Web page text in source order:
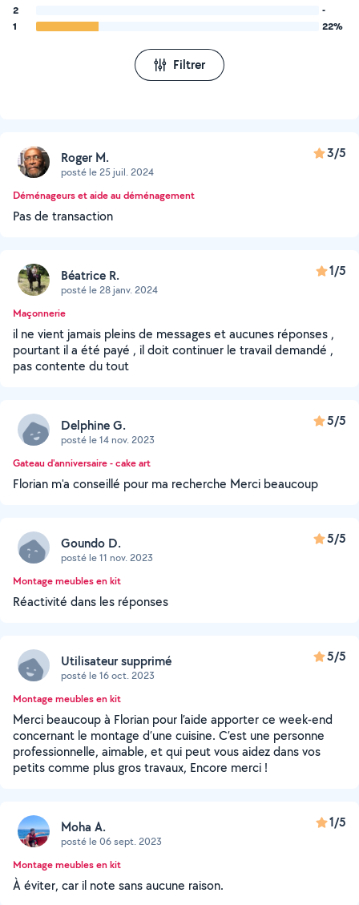
2
-
1
22%
Filtrer
Roger M.
posté le 25 juil. 2024
3/5
Déménageurs et aide au déménagement
Pas de transaction
Béatrice R.
posté le 28 janv. 2024
1/5
Maçonnerie
il ne vient jamais pleins de messages et aucunes réponses ,
pourtant il a été payé , il doit continuer le travail demandé ,
pas contente du tout
Delphine G.
posté le 14 nov. 2023
5/5
Gateau d'anniversaire - cake art
Florian m'a conseillé pour ma recherche Merci beaucoup
Goundo D.
posté le 11 nov. 2023
5/5
Montage meubles en kit
Réactivité dans les réponses
Utilisateur supprimé
posté le 16 oct. 2023
5/5
Montage meubles en kit
Merci beaucoup à Florian pour l’aide apporter ce week-end
concernant le montage d’une cuisine. C’est une personne
professionnelle, aimable, et qui peut vous aidez dans vos
petits comme plus gros travaux, Encore merci !
Moha A.
posté le 06 sept. 2023
1/5
Montage meubles en kit
À éviter, car il note sans aucune raison.